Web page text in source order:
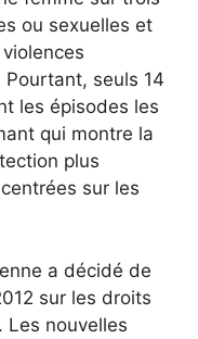
ou sexuelles et
seuls 14
les épisodes les
qui montre la
plus
sur les
a décidé de
sur les droits
Les nouvelles